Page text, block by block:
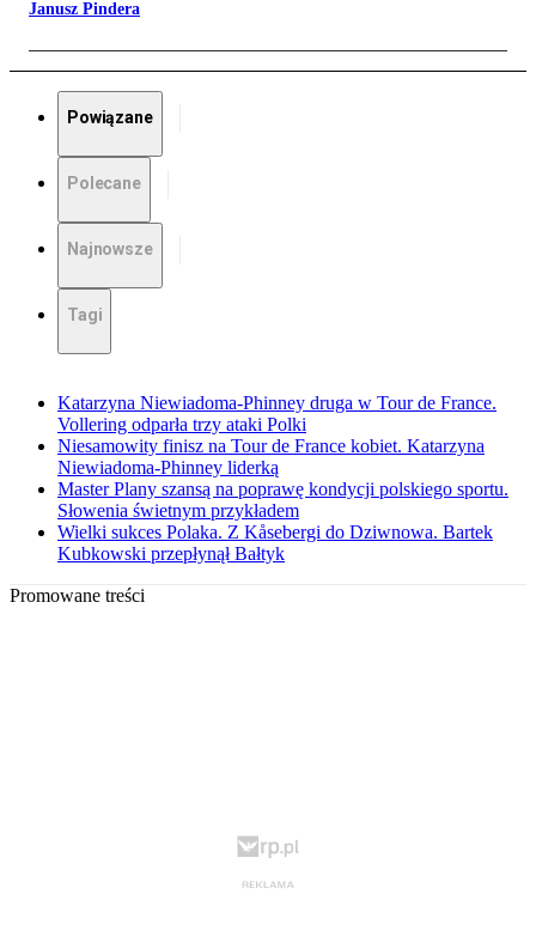
Janusz Pindera
Powiązane
Polecane
Najnowsze
Tagi
Katarzyna Niewiadoma-Phinney druga w Tour de France.
Vollering odparła trzy ataki Polki
Niesamowity finisz na Tour de France kobiet. Katarzyna
Niewiadoma-Phinney liderką
Master Plany szansą na poprawę kondycji polskiego sportu.
Słowenia świetnym przykładem
Wielki sukces Polaka. Z Kåsebergi do Dziwnowa. Bartek
Kubkowski przepłynął Bałtyk
Promowane treści